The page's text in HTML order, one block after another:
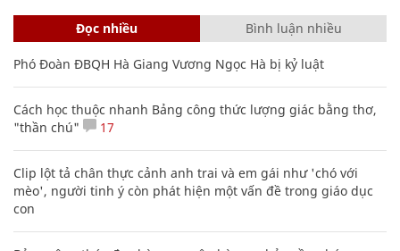
Đọc nhiều Bình luận nhiều
Phó Đoàn ĐBQH Hà Giang Vương Ngọc Hà bị kỷ luật
Cách học thuộc nhanh Bảng công thức lượng giác bằng thơ,
"thần chú"
17
Clip lột tả chân thực cảnh anh trai và em gái như 'chó với
mèo', người tinh ý còn phát hiện một vấn đề trong giáo dục
con